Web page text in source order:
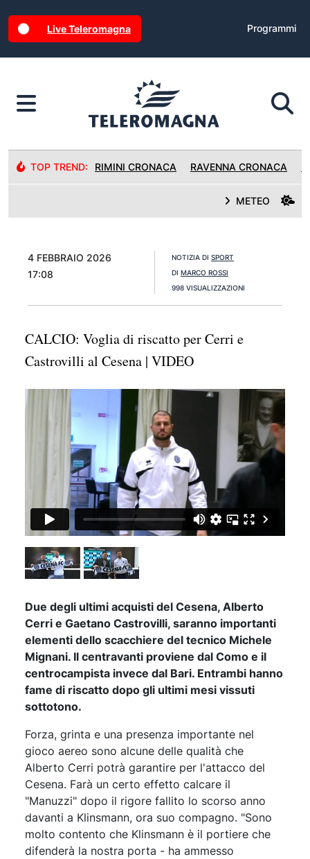
Live Teleromagna Programmi
TOP TREND: RIMINI CRONACA RAVENNA CRONACA
METEO
4 FEBBRAIO 2026
17:08
NOTIZIA DI SPORT
DI MARCO ROSSI
998 VISUALIZZAZIONI
CALCIO: Voglia di riscatto per Cerri e
Castrovilli al Cesena | VIDEO
Due degli ultimi acquisti del Cesena, Alberto
Cerri e Gaetano Castrovilli, saranno importanti
elementi dello scacchiere del tecnico Michele
Mignani. Il centravanti proviene dal Como e il
centrocampista invece dal Bari. Entrambi hanno
fame di riscatto dopo gli ultimi mesi vissuti
sottotono.
Forza, grinta e una presenza importante nel
gioco aereo sono alcune delle qualità che
Alberto Cerri potrà garantire per l'attacco del
Cesena. Farà un certo effetto calcare il
"Manuzzi" dopo il rigore fallito lo scorso anno
davanti a Klinsmann, ora suo compagno. "Sono
molto contento che Klinsmann è il portiere che
difenderà la nostra porta - ha ammesso